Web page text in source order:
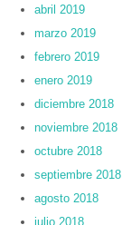
abril 2019
marzo 2019
febrero 2019
enero 2019
diciembre 2018
noviembre 2018
octubre 2018
septiembre 2018
agosto 2018
julio 2018